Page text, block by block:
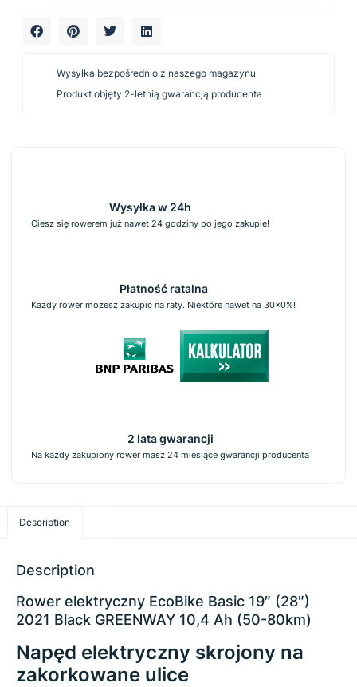
Wysyłka bezpośrednio z naszego magazynu
Produkt objęty 2-letnią gwarancją producenta
Wysyłka w 24h
Ciesz się rowerem już nawet 24 godziny po jego zakupie!
Płatność ratalna
Każdy rower możesz zakupić na raty. Niektóre nawet na 30x0%!
2 lata gwarancji
Na każdy zakupiony rower masz 24 miesiące gwarancji producenta
Description
Description
Rower elektryczny EcoBike Basic 19″ (28″)
2021 Black GREENWAY 10,4 Ah (50-80km)
Napęd elektryczny skrojony na
zakorkowane ulice